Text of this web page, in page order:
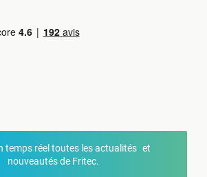
temps réel toutes les actualités et
nouveautés de Fritec.